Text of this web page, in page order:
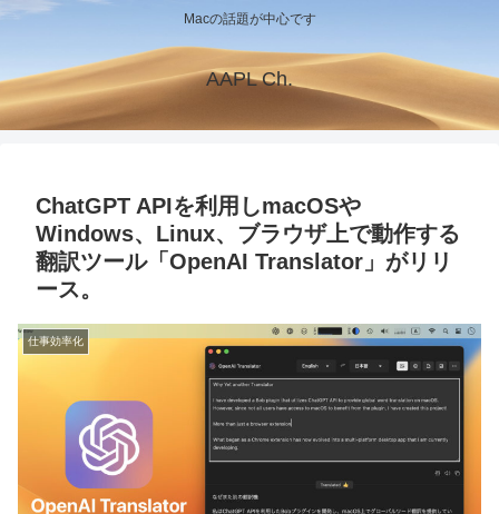
Macの話題が中心です
AAPL Ch.
ChatGPT APIを利用しmacOSや
Windows、Linux、ブラウザ上で動作する
翻訳ツール「OpenAI Translator」がリリ
ース。
仕事効率化